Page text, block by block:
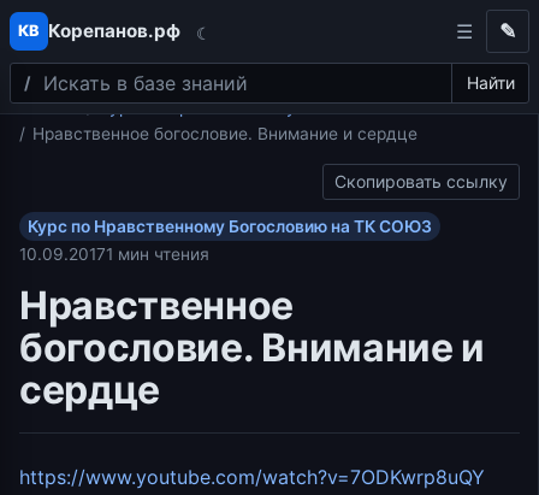
Перейти к содержимому
КВ Корепанов.рф ☾
Поиск Найти
✎
Главная
Курс по Нравственному Богословию на ТК СОЮЗ
Нравственное богословие. Внимание и сердце
Скопировать ссылку
Курс по Нравственному Богословию на ТК СОЮЗ
10.09.20171 мин чтения
Нравственное
богословие. Внимание и
сердце
https://www.youtube.com/watch?v=7ODKwrp8uQY